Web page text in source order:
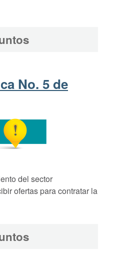
No. 5 de
del sector
ofertas para contratar la